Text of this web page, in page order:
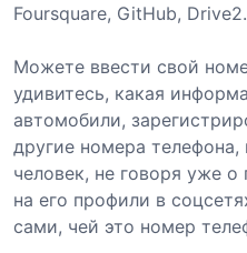
Foursquare, GitHub,
Можете ввести свой
удивитесь, какая
автомобили,
другие номера
человек, не говоря уже
на его профили в
сами, чей это номер